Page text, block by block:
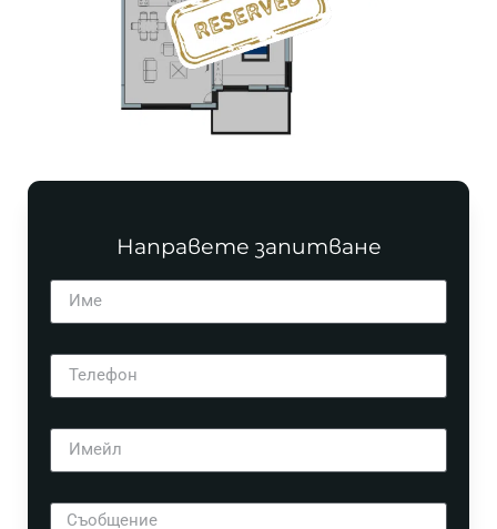
Направете запитване